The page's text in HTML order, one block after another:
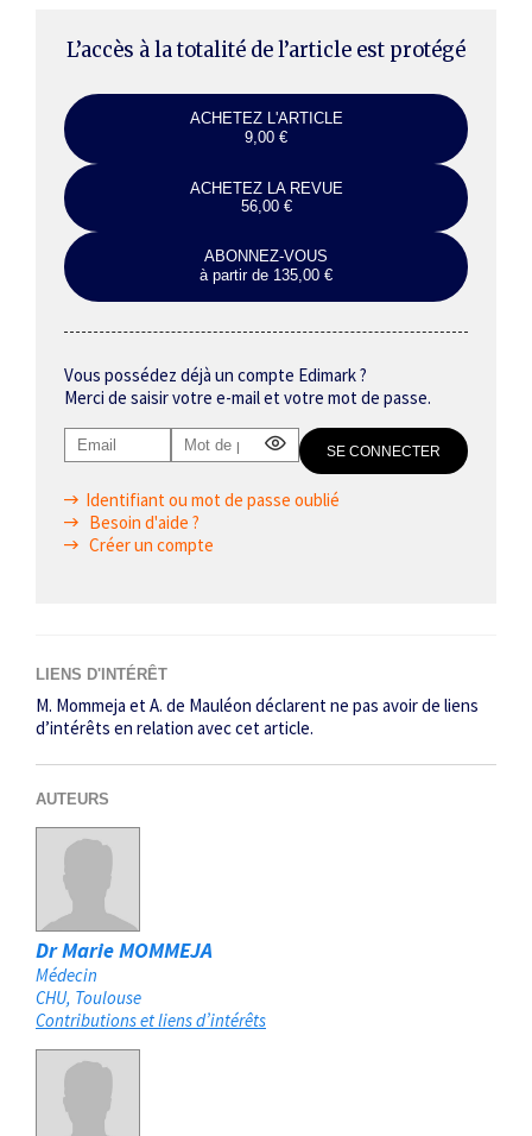
L’accès à la totalité de l’article est protégé
ACHETEZ L'ARTICLE
9,00 €
ACHETEZ LA REVUE
56,00 €
ABONNEZ-VOUS
à partir de 135,00 €
Vous possédez déjà un compte Edimark ?
Merci de saisir votre e-mail et votre mot de passe.
Identifiant ou mot de passe oublié
Besoin d'aide ?
Créer un compte
LIENS D'INTÉRÊT
M. Mommeja et A. de Mauléon déclarent ne pas avoir de liens
d’intérêts en relation avec cet article.
AUTEURS
Dr Marie MOMMEJA
Médecin
CHU Toulouse
Contributions et liens d’intérêts